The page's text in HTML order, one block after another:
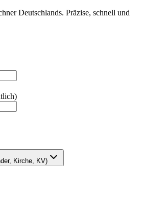
Deutschlands. Präzise, schnell und
Kirche, KV)